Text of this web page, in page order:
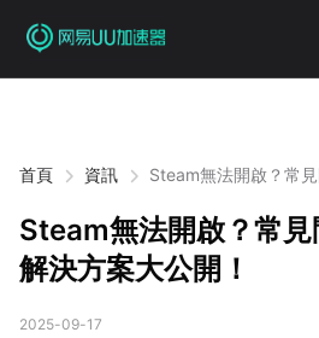
首頁 資訊
Steam無法開啟？常
Steam無法開啟？常
解決方案大公開！
2025-09-17